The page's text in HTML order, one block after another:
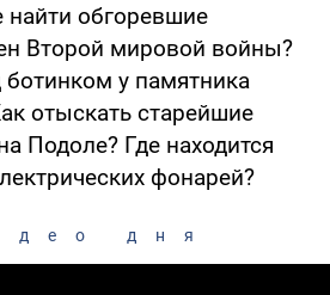
найти обгоревшие
Второй мировой войны?
ботинком у памятника
отыскать старейшие
Подоле? Где находится
фонарей?
дня